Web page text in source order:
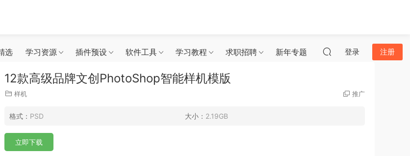
选 学习资源 插件预设 软件工具 学习教程 求职招聘 新年专题 登录 注册
12款高级品牌文创PhotoShop智能样机模版
样机 推广
格式： PSD 大小： 2.19GB
立即下载